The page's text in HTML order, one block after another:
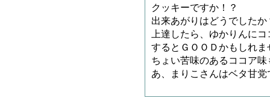
クッキーですか！？
出来あがりはどうでした
上達したら、ゆかりんに
するとＧＯＯＤかもしれ
ちょい苦味のあるココア
あ、まりこさんはベタ甘党